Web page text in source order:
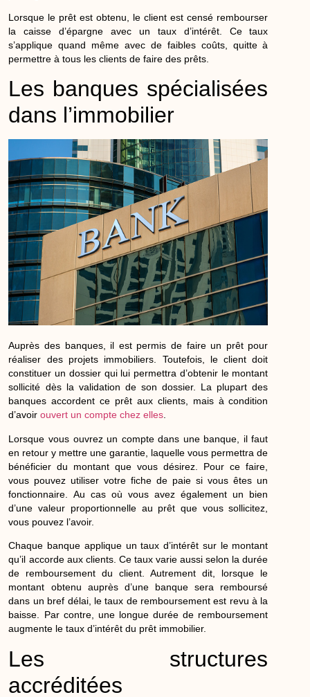
Lorsque le prêt est obtenu, le client est censé rembourser
la caisse d’épargne avec un taux d’intérêt. Ce taux
s’applique quand même avec de faibles coûts, quitte à
permettre à tous les clients de faire des prêts.
Les banques spécialisées
dans l’immobilier
Auprès des banques, il est permis de faire un prêt pour
réaliser des projets immobiliers. Toutefois, le client doit
constituer un dossier qui lui permettra d’obtenir le montant
sollicité dès la validation de son dossier. La plupart des
banques accordent ce prêt aux clients, mais à condition
d’avoirouvert un compte chez elles.
Lorsque vous ouvrez un compte dans une banque, il faut
en retour y mettre une garantie, laquelle vous permettra de
bénéficier du montant que vous désirez. Pour ce faire,
vous pouvez utiliser votre fiche de paie si vous êtes un
fonctionnaire. Au cas où vous avez également un bien
d’une valeur proportionnelle au prêt que vous sollicitez,
vous pouvez l’avoir.
Chaque banque applique un taux d’intérêt sur le montant
qu’il accorde aux clients. Ce taux varie aussi selon la durée
de remboursement du client. Autrement dit, lorsque le
montant obtenu auprès d’une banque sera remboursé
dans un bref délai, le taux de remboursement est revu à la
baisse. Par contre, une longue durée de remboursement
augmente le taux d’intérêt du prêt immobilier.
Les structures
accréditées